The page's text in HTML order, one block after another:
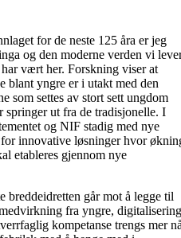
for de neste 125 åra er jeg
og den moderne verden vi
vært her. Forskning viser at
blant yngre er i utakt med den
som settes av stort sett ungdom
springer ut fra de tradisjonelle. I
og NIF stadig med nye
innovative løsninger hvor
etableres gjennom nye
breddeidretten går mot å legge til
fra yngre,
kompetanse trengs mer